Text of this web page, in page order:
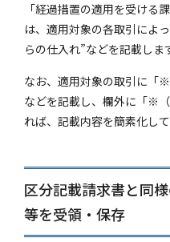
「経過措置の適用を受ける
は、適用対象の各取引によ
らの仕入れ”などを記載しま
なお、適用対象の取引に「
などを記載し、欄外に「※
れば、記載内容を簡素化して
区分記載請求書と同
等を受領・保存